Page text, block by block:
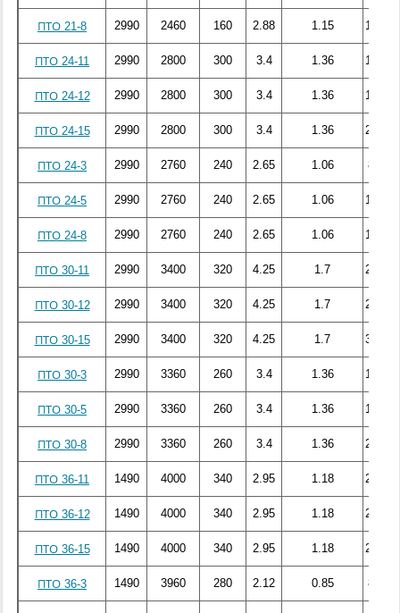
ПТО 21-8 2990 2460 160 2.88 1.15 106.71
ПТО 24-11 2990 2800 300 3.4 1.36 158.76
ПТО 24-12 2990 2800 300 3.4 1.36 183.56
ПТО 24-15 2990 2800 300 3.4 1.36 211.57
ПТО 24-3 2990 2760 240 2.65 1.06 81.58
ПТО 24-5 2990 2760 240 2.65 1.06 107.55
ПТО 24-8 2990 2760 240 2.65 1.06 150.32
ПТО 30-11 2990 3400 320 4.25 1.7 267.81
ПТО 30-12 2990 3400 320 4.25 1.7 277.11
ПТО 30-15 2990 3400 320 4.25 1.7 337.47
ПТО 30-3 2990 3360 260 3.4 1.36 124.29
ПТО 30-5 2990 3360 260 3.4 1.36 171.15
ПТО 30-8 2990 3360 260 3.4 1.36 245.13
ПТО 36-11 1490 4000 340 2.95 1.18 228.73
ПТО 36-12 1490 4000 340 2.95 1.18 228.49
ПТО 36-15 1490 4000 340 2.95 1.18 253.15
ПТО 36-3 1490 3960 280 2.12 0.85 83.72